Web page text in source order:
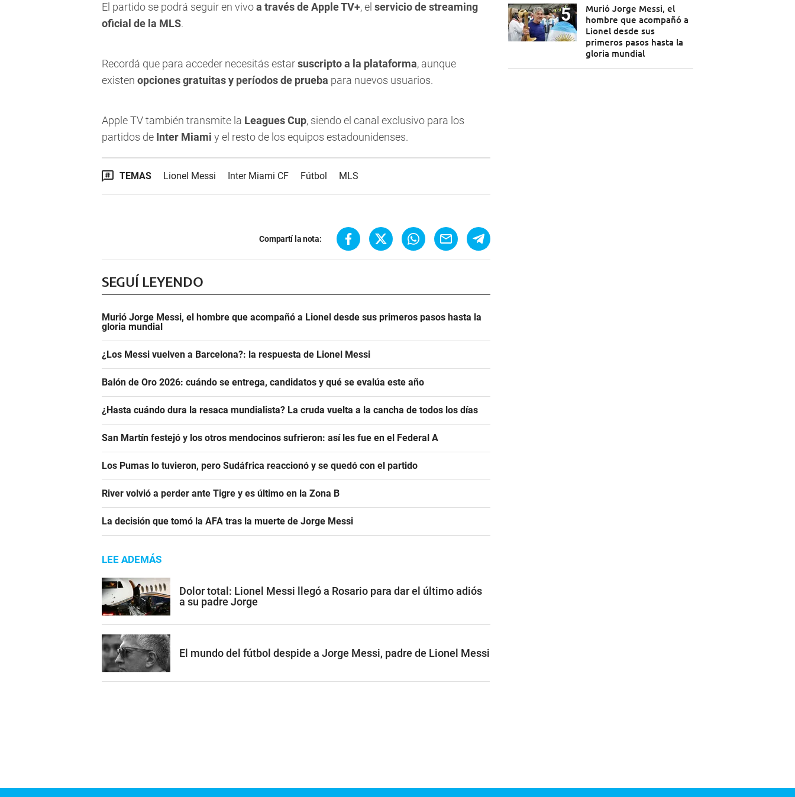
El partido se podrá seguir en vivoa través de Apple TV+, el servicio de streaming
oficial de la MLS.
Recordá que para acceder necesitás estarsuscripto a la plataforma, aunque
existen opciones gratuitas y períodos de prueba para nuevos usuarios.
Apple TV también transmite la Leagues Cup, siendo el canal exclusivo para los
partidos de Inter Miami y el resto de los equipos estadounidenses.
TEMAS Lionel Messi Inter Miami CF Fútbol MLS
Compartí la nota:
SEGUÍ LEYENDO
Murió Jorge Messi, el hombre que acompañó a Lionel desde sus primeros pasos hasta la
gloria mundial
¿Los Messi vuelven a Barcelona?: la respuesta de Lionel Messi
Balón de Oro 2026: cuándo se entrega, candidatos y qué se evalúa este año
¿Hasta cuándo dura la resaca mundialista? La cruda vuelta a la cancha de todos los días
San Martín festejó y los otros mendocinos sufrieron: así les fue en el Federal A
Los Pumas lo tuvieron, pero Sudáfrica reaccionó y se quedó con el partido
River volvió a perder ante Tigre y es último en la Zona B
La decisión que tomó la AFA tras la muerte de Jorge Messi
LEE ADEMÁS
Dolor total: Lionel Messi llegó a Rosario para dar el último adiós
a su padre Jorge
El mundo del fútbol despide a Jorge Messi, padre de Lionel Messi
Murió Jorge Messi, el
hombre que acompañó a
Lionel desde sus
primeros pasos hasta la
gloria mundial